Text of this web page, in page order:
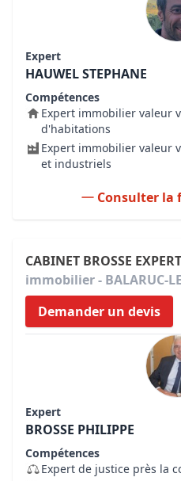
Expert
HAUWEL STEPHANE
Compétences
Expert immobilier valeur
d'habitations
Expert immobilier valeur
et industriels
Consulter la
CABINET BROSSE
immobilier - BALARUC-
Demander un devis
Expert
BROSSE PHILIPPE
Compétences
Expert de justice près la